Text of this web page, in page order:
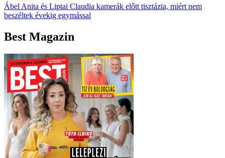
Ábel Anita és Liptai Claudia kamerák előtt tisztázta, miért nem
beszéltek évekig egymással
Best Magazin